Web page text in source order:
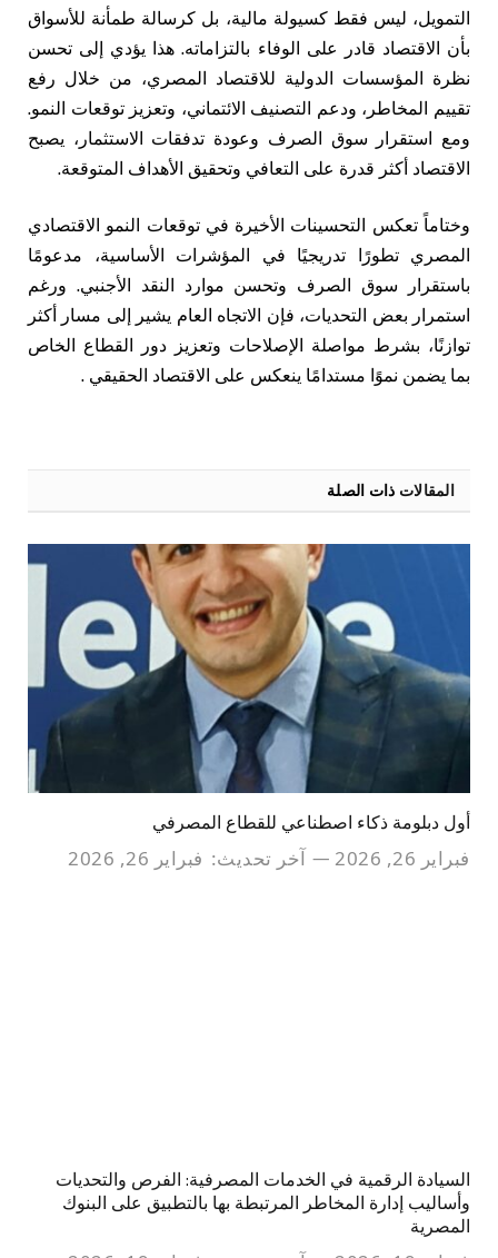
التمويل، ليس فقط كسيولة مالية، بل كرسالة طمأنة للأسواق
بأن الاقتصاد قادر على الوفاء بالتزاماته. هذا يؤدي إلى تحسن
نظرة المؤسسات الدولية للاقتصاد المصري، من خلال رفع
تقييم المخاطر، ودعم التصنيف الائتماني، وتعزيز توقعات النمو.
ومع استقرار سوق الصرف وعودة تدفقات الاستثمار، يصبح
الاقتصاد أكثر قدرة على التعافي وتحقيق الأهداف المتوقعة.
وختاماً تعكس التحسينات الأخيرة في توقعات النمو الاقتصادي
المصري تطورًا تدريجيًا في المؤشرات الأساسية، مدعومًا
باستقرار سوق الصرف وتحسن موارد النقد الأجنبي. ورغم
استمرار بعض التحديات، فإن الاتجاه العام يشير إلى مسار أكثر
توازنًا، بشرط مواصلة الإصلاحات وتعزيز دور القطاع الخاص
بما يضمن نموًا مستدامًا ينعكس على الاقتصاد الحقيقي .
المقالات ذات الصلة
أول دبلومة ذكاء اصطناعي للقطاع المصرفي
فبراير 26, 2026 آخر تحديث: فبراير 26, 2026
السيادة الرقمية في الخدمات المصرفية: الفرص والتحديات
وأساليب إدارة المخاطر المرتبطة بها بالتطبيق على البنوك
المصرية